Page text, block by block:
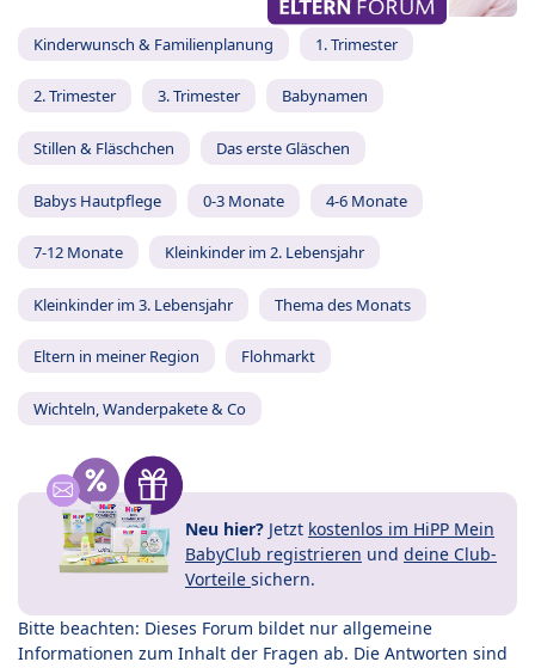
Kinderwunsch & Familienplanung 1. Trimester
2. Trimester 3. Trimester Babynamen
Stillen & Fläschchen Das erste Gläschen
Babys Hautpflege 0-3 Monate 4-6 Monate
7-12 Monate Kleinkinder im 2. Lebensjahr
Kleinkinder im 3. Lebensjahr Thema des Monats
Eltern in meiner Region Flohmarkt
Wichteln, Wanderpakete & Co
Neu hier? Jetzt kostenlos im HiPP Mein
BabyClub registrieren und deine Club-
Vorteile sichern.
Bitte beachten: Dieses Forum bildet nur allgemeine
Informationen zum Inhalt der Fragen ab. Die Antworten sind